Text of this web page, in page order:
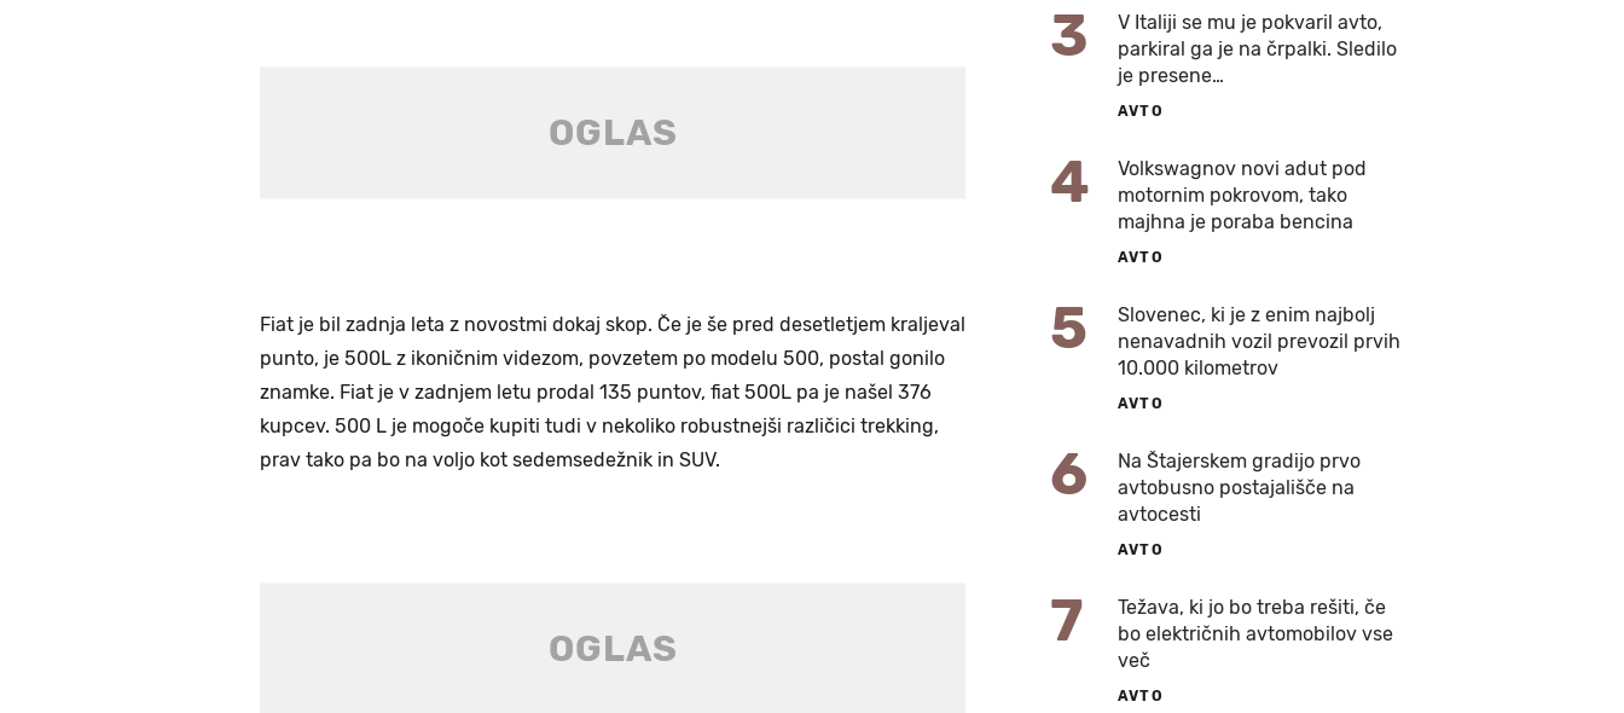
Fiat je bil zadnja leta z novostmi dokaj skop. Če je še pred desetletjem kraljeval
punto, je 500L z ikoničnim videzom, povzetem po modelu 500, postal gonilo
znamke. Fiat je v zadnjem letu prodal 135 puntov, fiat 500L pa je našel 376
kupcev. 500 L je mogoče kupiti tudi v nekoliko robustnejši različici trekking,
prav tako pa bo na voljo kot sedemsedežnik in SUV.
3
V Italiji se mu je pokvaril avto,
parkiral ga je na črpalki. Sledilo
je presene…
AVTO
4
Volkswagnov novi adut pod
motornim pokrovom, tako
majhna je poraba bencina
AVTO
5
Slovenec, ki je z enim najbolj
nenavadnih vozil prevozil prvih
10.000 kilometrov
AVTO
6
Na Štajerskem gradijo prvo
avtobusno postajališče na
avtocesti
AVTO
7
Težava, ki jo bo treba rešiti, če
bo električnih avtomobilov vse
več
AVTO